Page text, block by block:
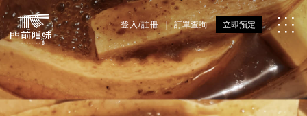
登入/註冊 訂單查詢 立即預定